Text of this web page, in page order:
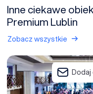
Inne ciekawe
Premium Lublin
Zobacz wszystkie
Hotel Luxor & Atelia
Dodaj